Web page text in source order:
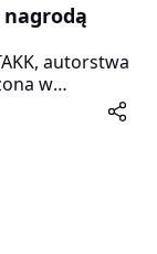
nagrodą
autorstwa
w
na